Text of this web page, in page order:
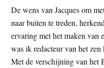
De wens van Jacques om
naar buiten te treden,
ervaring met het maken van
was ik redacteur van het
Met de verschijning van het